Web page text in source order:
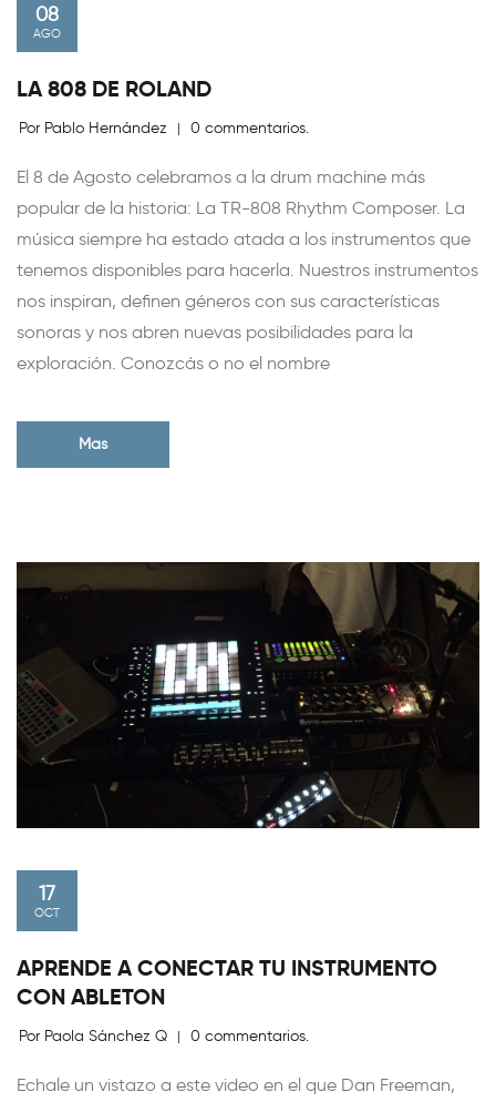
08
AGO
LA 808 DE ROLAND
Por Pablo Hernández | 0 commentarios.
El 8 de Agosto celebramos a la drum machine más
popular de la historia: La TR-808 Rhythm Composer. La
música siempre ha estado atada a los instrumentos que
tenemos disponibles para hacerla. Nuestros instrumentos
nos inspiran, definen géneros con sus características
sonoras y nos abren nuevas posibilidades para la
exploración. Conozcás o no el nombre
Mas
17
OCT
APRENDE A CONECTAR TU INSTRUMENTO
CON ABLETON
Por Paola Sánchez Q | 0 commentarios.
Echale un vistazo a este video en el que Dan Freeman,